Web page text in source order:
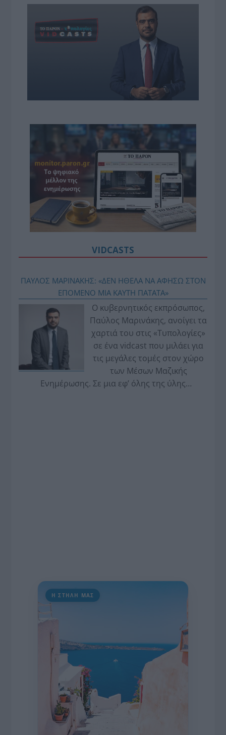
VIDCASTS
ΠΑΥΛΟΣ ΜΑΡΙΝΑΚΗΣ: «ΔΕΝ ΗΘΕΛΑ ΝΑ ΑΦΗΣΩ ΣΤΟΝ
ΕΠΟΜΕΝΟ ΜΙΑ ΚΑΥΤΗ ΠΑΤΑΤΑ»
Ο κυβερνητικός εκπρόσωπος,
Παύλος Μαρινάκης, ανοίγει τα
χαρτιά του στις «Τυπολογίες»
σε ένα vidcast που μιλάει για
τις μεγάλες τομές στον χώρο
των Μέσων Μαζικής
Ενημέρωσης. Σε μια εφ’ όλης της ύλης
Η ΣΤΗΛΗ ΜΑΣ